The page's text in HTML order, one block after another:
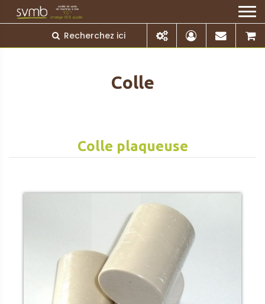
Colle
Colle plaqueuse